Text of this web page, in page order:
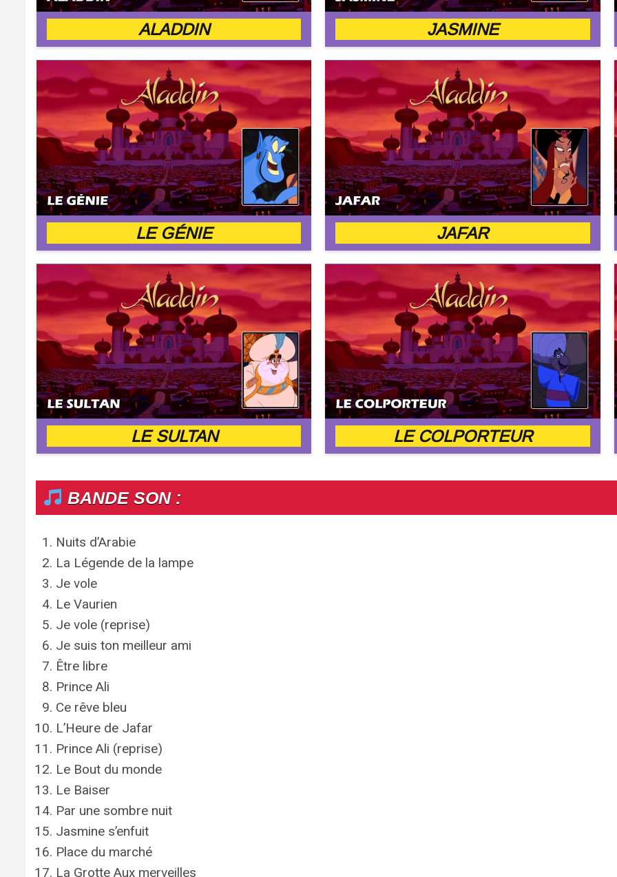
ALADDIN JASMINE
LE GÉNIE JAFAR
LE SULTAN LE COLPORTEUR
BANDE SON :
Nuits d’Arabie
La Légende de la lampe
Je vole
Le Vaurien
Je vole (reprise)
Je suis ton meilleur ami
Être libre
Prince Ali
Ce rêve bleu
L’Heure de Jafar
Prince Ali (reprise)
Le Bout du monde
Le Baiser
Par une sombre nuit
Jasmine s’enfuit
Place du marché
La Grotte Aux merveilles